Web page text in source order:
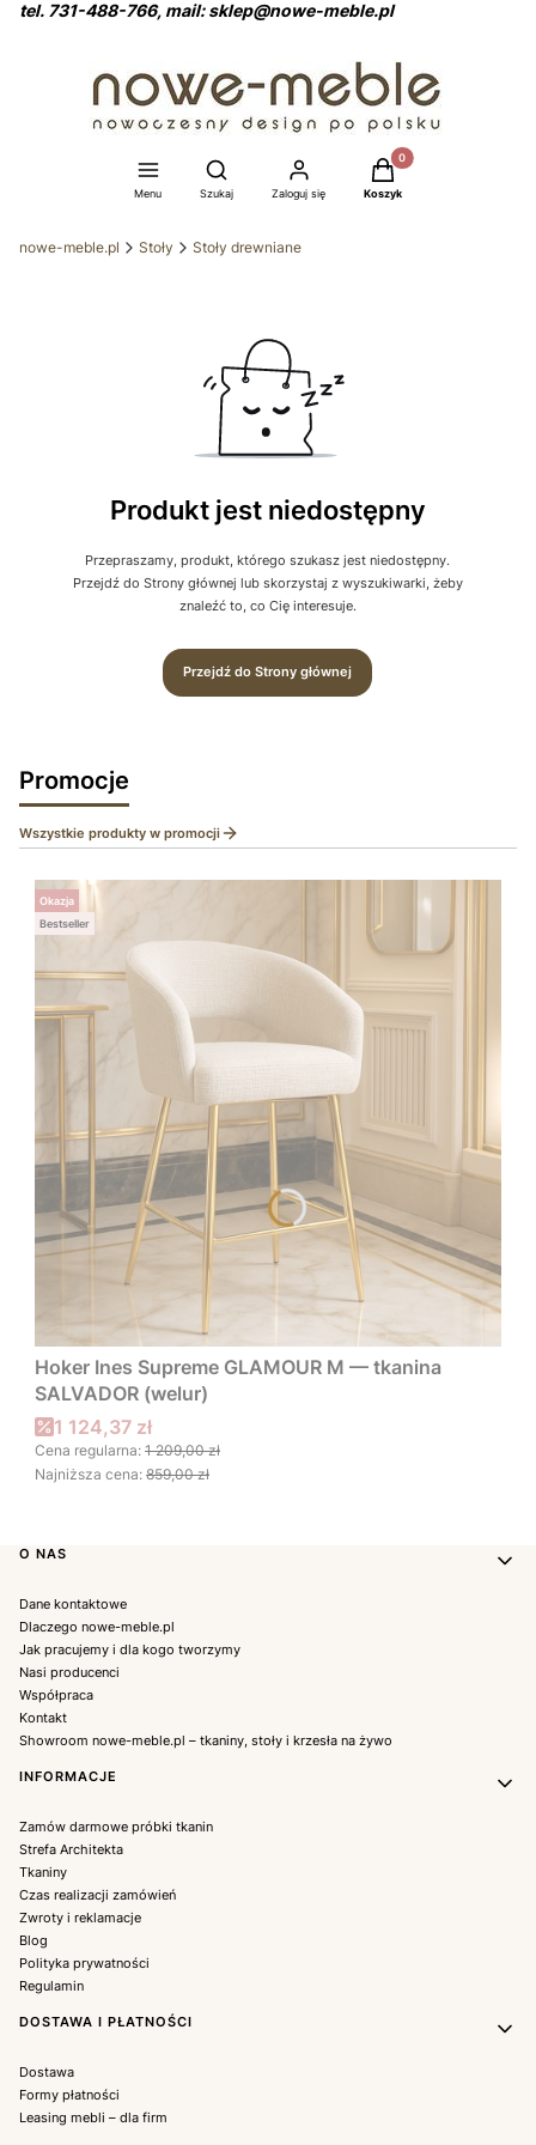
tel. 731-488-766, mail: sklep@nowe-meble.pl
Menu
Otwórz wyszukiwarkę
Szukaj Zaloguj się
Produkty w koszyku:
Koszyk
nowe-meble.pl Stoły Stoły drewniane
Produkt jest niedostępny
Przepraszamy, produkt, którego szukasz jest niedostępny.
Przejdź do Strony głównej lub skorzystaj z wyszukiwarki, żeby
znaleźć to, co Cię interesuje.
Przejdź do Strony głównej
Promocje
Wszystkie produkty w promocji
Okazja
Bestseller
Hoker Ines Supreme GLAMOUR M — tkanina
SALVADOR (welur)
Cena promocyjna
1 124,37 zł
Cena regularna: 1 209,00 zł
Najniższa cena: 859,00 zł
Linki w stopce
O NAS
Dane kontaktowe
Dlaczego nowe-meble.pl
Jak pracujemy i dla kogo tworzymy
Nasi producenci
Współpraca
Kontakt
Showroom nowe-meble.pl – tkaniny, stoły i krzesła na żywo
INFORMACJE
Zamów darmowe próbki tkanin
Strefa Architekta
Tkaniny
Czas realizacji zamówień
Zwroty i reklamacje
Blog
Polityka prywatności
Regulamin
DOSTAWA I PŁATNOŚCI
Dostawa
Formy płatności
Leasing mebli – dla firm